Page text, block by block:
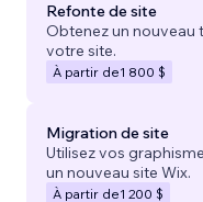
Refonte de site
Obtenez un nouveau
votre site.
À partir de1 800 $
Migration de site
Utilisez vos
un nouveau site Wix.
À partir de1 200 $